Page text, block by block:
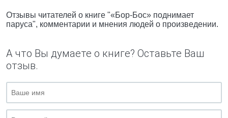
Отзывы читателей о книге "«Бор-Бос» поднимает
паруса", комментарии и мнения людей о произведении.
А что Вы думаете о книге? Оставьте Ваш
отзыв.